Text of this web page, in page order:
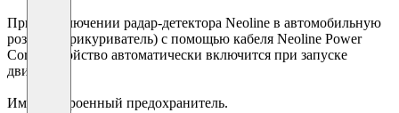
При подключении радар-детектора Neoline в автомобильную
розетку (прикуриватель) с помощью кабеля Neoline Power
Cord устройство автоматически включится при запуске
двигателя.
Имеет встроенный предохранитель.